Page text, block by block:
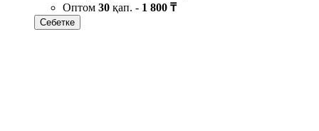
Оптом 30 қап. - 1 800 ₸
Себетке